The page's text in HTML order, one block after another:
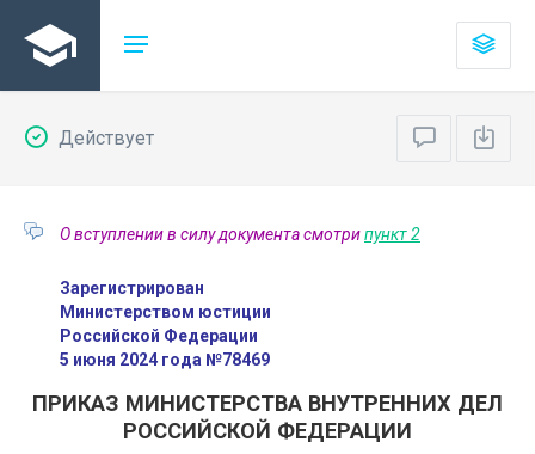
Действует
О вступлении в силу документа смотрипункт 2
Зарегистрирован
Министерством юстиции
Российской Федерации
5 июня 2024 года №78469
ПРИКАЗ МИНИСТЕРСТВА ВНУТРЕННИХ ДЕЛ
РОССИЙСКОЙ ФЕДЕРАЦИИ